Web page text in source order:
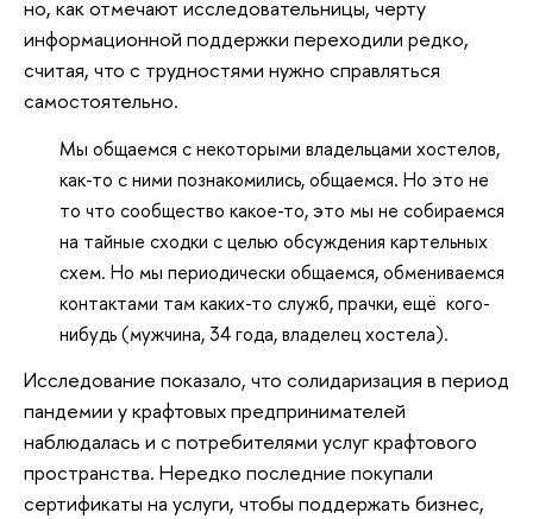
но, как отмечают исследовательницы, черту
информационной поддержки переходили редко,
считая, что с трудностями нужно справляться
самостоятельно.
Мы общаемся с некоторыми владельцами хостелов,
как-то с ними познакомились, общаемся. Но это не
то что сообщество какое-то, это мы не собираемся
на тайные сходки с целью обсуждения картельных
схем. Но мы периодически общаемся, обмениваемся
контактами там каких-то служб, прачки, ещё кого-
нибудь (мужчина, 34 года, владелец хостела).
Исследование показало, что солидаризация в период
пандемии у крафтовых предпринимателей
наблюдалась и с потребителями услуг крафтового
пространства. Нередко последние покупали
сертификаты на услуги, чтобы поддержать бизнес,